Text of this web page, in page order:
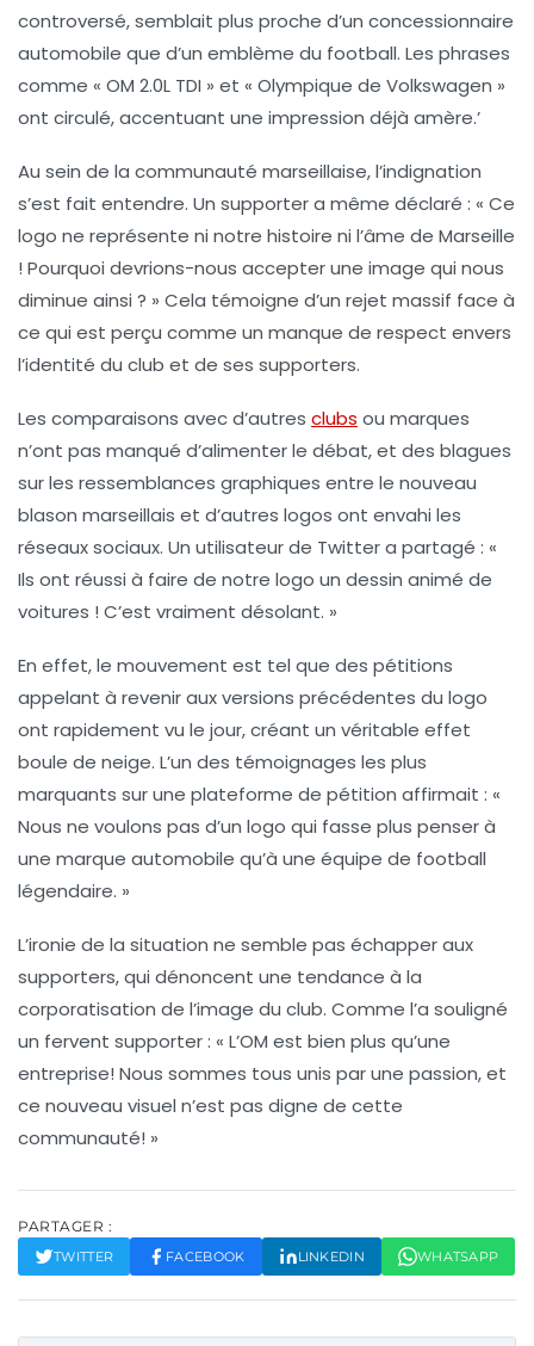
controversé, semblait plus proche d’un concessionnaire
automobile que d’un emblème du football. Les phrases
comme « OM 2.0L TDI » et « Olympique de Volkswagen »
ont circulé, accentuant une impression déjà amère.’
Au sein de la communauté marseillaise, l’indignation
s’est fait entendre. Un supporter a même déclaré : « Ce
logo ne représente ni notre histoire ni l’âme de Marseille
! Pourquoi devrions-nous accepter une image qui nous
diminue ainsi ? » Cela témoigne d’un rejet massif face à
ce qui est perçu comme un manque de respect envers
l’identité du club et de ses supporters.
Les comparaisons avec d’autres clubs ou marques
n’ont pas manqué d’alimenter le débat, et des blagues
sur les ressemblances graphiques entre le nouveau
blason marseillais et d’autres logos ont envahi les
réseaux sociaux. Un utilisateur de Twitter a partagé : «
Ils ont réussi à faire de notre logo un dessin animé de
voitures ! C’est vraiment désolant. »
En effet, le mouvement est tel que des pétitions
appelant à revenir aux versions précédentes du logo
ont rapidement vu le jour, créant un véritable effet
boule de neige. L’un des témoignages les plus
marquants sur une plateforme de pétition affirmait : «
Nous ne voulons pas d’un logo qui fasse plus penser à
une marque automobile qu’à une équipe de football
légendaire. »
L’ironie de la situation ne semble pas échapper aux
supporters, qui dénoncent une tendance à la
corporatisation de l’image du club. Comme l’a souligné
un fervent supporter : « L’OM est bien plus qu’une
entreprise! Nous sommes tous unis par une passion, et
ce nouveau visuel n’est pas digne de cette
communauté! »
PARTAGER :
TWITTER FACEBOOK LINKEDIN WHATSAPP